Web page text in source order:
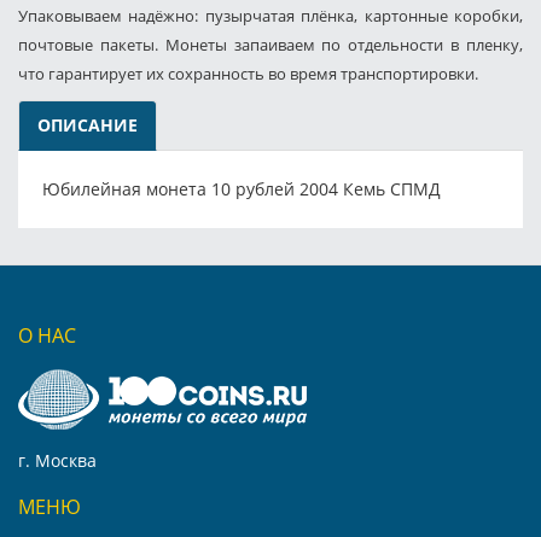
Упаковываем надёжно: пузырчатая плёнка, картонные коробки,
почтовые пакеты. Монеты запаиваем по отдельности в пленку,
что гарантирует их сохранность во время транспортировки.
ОПИСАНИЕ
Юбилейная монета 10 рублей 2004 Кемь СПМД
О НАС
г. Москва
МЕНЮ